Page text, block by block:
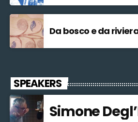
Da bosco e da
SPEAKERS
Simone